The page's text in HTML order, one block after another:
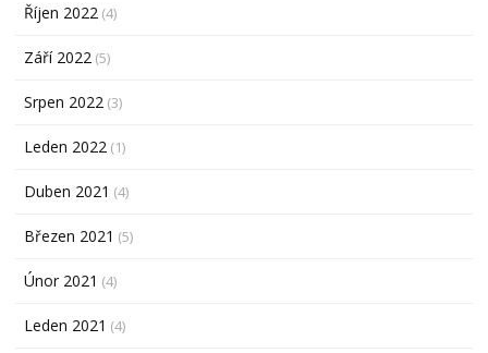
Říjen 2022 (4)
Září 2022 (5)
Srpen 2022 (3)
Leden 2022 (1)
Duben 2021 (4)
Březen 2021 (5)
Únor 2021 (4)
Leden 2021 (4)